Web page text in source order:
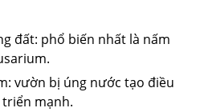
đất: phổ biến nhất là nấm
vườn bị úng nước tạo điều
mạnh.